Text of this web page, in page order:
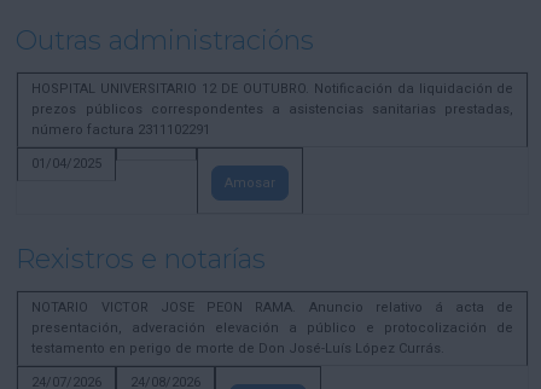
Outras administracións
HOSPITAL UNIVERSITARIO 12 DE OUTUBRO. Notificación da liquidación de
prezos públicos correspondentes a asistencias sanitarias prestadas,
número factura 2311102291
01/04/2025
Amosar
Rexistros e notarías
NOTARIO VICTOR JOSE PEON RAMA. Anuncio relativo á acta de
presentación, adveración elevación a público e protocolización de
testamento en perigo de morte de Don José-Luís López Currás.
24/07/2026
24/08/2026